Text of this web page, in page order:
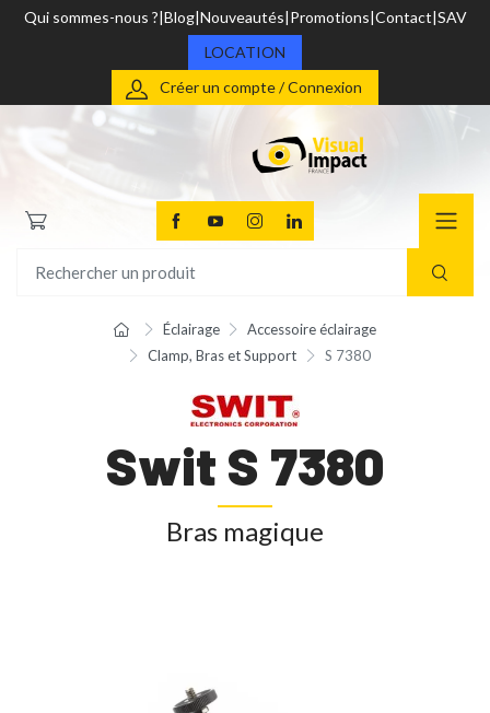
Qui sommes-nous ? Blog Nouveautés Promotions Contact SAV
LOCATION
Créer un compte / Connexion
Éclairage
Accessoire éclairage
Clamp, Bras et Support
S 7380
Swit S 7380
Bras magique